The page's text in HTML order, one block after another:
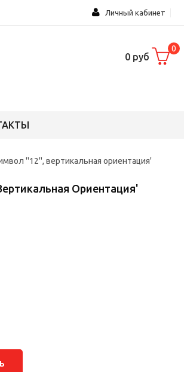
Личный кабинет
0 руб
0
''12'', вертикальная ориентация'
Ориентация'